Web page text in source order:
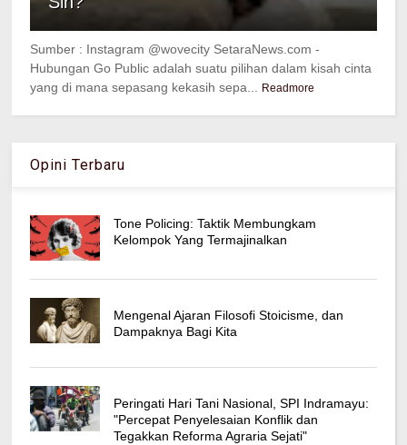
Sumber : Instagram @wovecity SetaraNews.com -
Hubungan Go Public adalah suatu pilihan dalam kisah cinta
yang di mana sepasang kekasih sepa...
Readmore
Opini Terbaru
Tone Policing: Taktik Membungkam
Kelompok Yang Termajinalkan
Mengenal Ajaran Filosofi Stoicisme, dan
Dampaknya Bagi Kita
Peringati Hari Tani Nasional, SPI Indramayu:
"Percepat Penyelesaian Konflik dan
Tegakkan Reforma Agraria Sejati"